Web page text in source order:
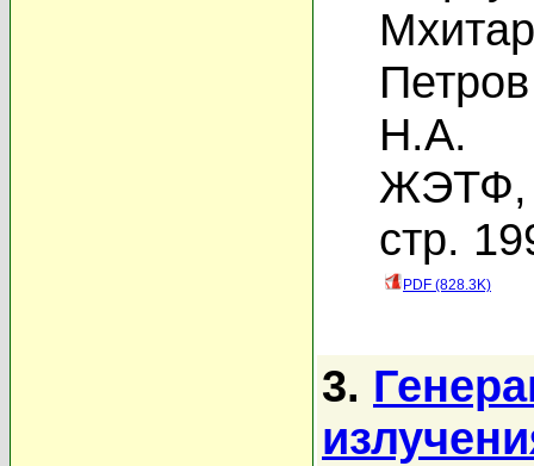
Н.А.
ЖЭТФ,
стр.
PDF (828.3K)
3.